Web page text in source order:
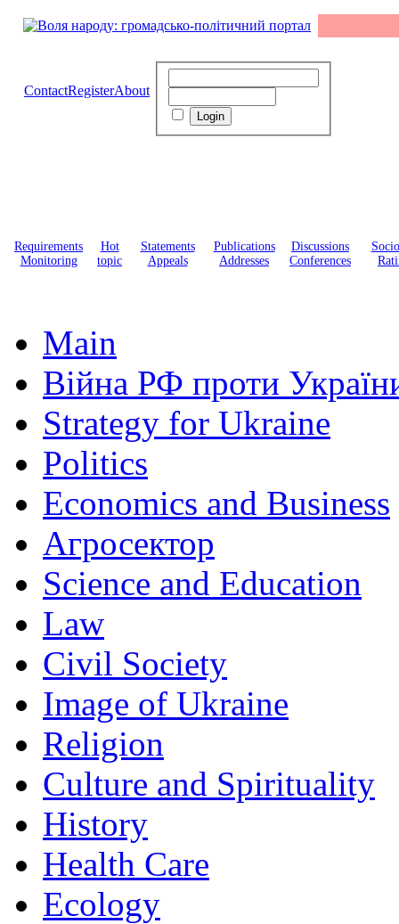
ContactRegisterAbout
Requirements
Monitoring
Hot
topic
Statements
Appeals
Publications
Addresses
Discussions
Conferences
Main
Війна РФ проти
Strategy for Ukraine
Politics
Economics and Business
Агросектор
Science and Education
Law
Civil Society
Image of Ukraine
Religion
Culture and Spirituality
History
Health Care
Ecology